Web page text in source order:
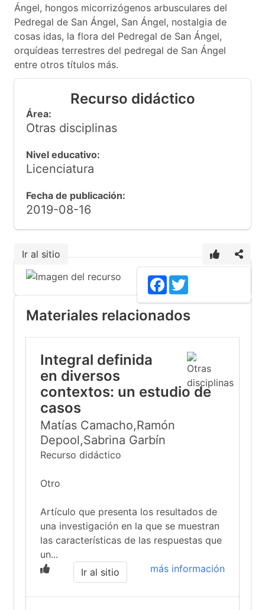
Ángel, hongos micorrizógenos arbusculares del
Pedregal de San Ángel, San Ángel, nostalgia de
cosas idas, la flora del Pedregal de San Ángel,
orquídeas terrestres del pedregal de San Ángel
entre otros títulos más.
Recurso didáctico
Área:
Otras disciplinas
Nivel educativo:
Licenciatura
Fecha de publicación:
2019-08-16
Ir al sitio
Facebook
Materiales relacionados
Integral definida
en diversos
contextos: un estudio de
casos
Matías Camacho,Ramón
Depool,Sabrina Garbín
Recurso didáctico
Otro
Artículo que presenta los resultados de
una investigación en la que se muestran
las características de las respuestas que
un...
más información
Ir al sitio